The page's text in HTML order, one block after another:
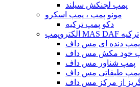
پمپ لجنکش سیلند
مونو پمپ ، پمپ اسکرو
دکو پمپ ترکیه
الکتروپمپ MAS DAF ترکیه
پمپ دنده ای مس داف
خود مکش مس داف
پمپ شناور مس داف
پمپ طبقاتی مس داف
از مرکز مس داف